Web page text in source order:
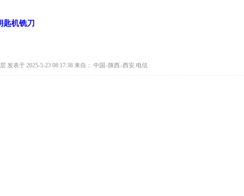
匙机铣刀
发表于 2025-5-23 08:17:38 来自： 中国–陕西–西安 电信